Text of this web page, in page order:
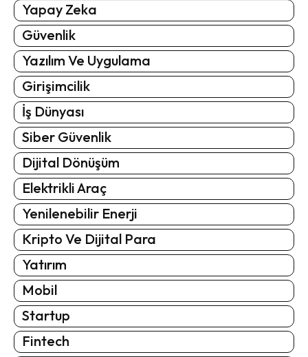
Yapay Zeka
Güvenlik
Yazılım Ve Uygulama
Girişimcilik
İş Dünyası
Siber Güvenlik
Dijital Dönüşüm
Elektrikli Araç
Yenilenebilir Enerji
Kripto Ve Dijital Para
Yatırım
Mobil
Startup
Fintech